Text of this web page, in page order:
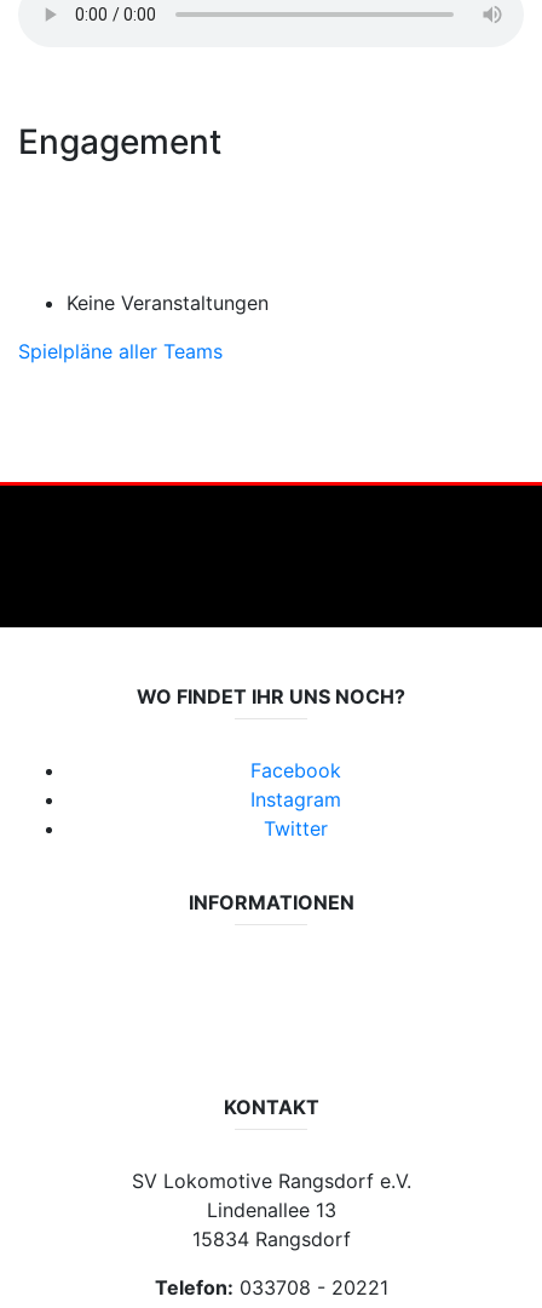
Engagement
Keine Veranstaltungen
Spielpläne aller Teams
WO FINDET IHR UNS NOCH?
Facebook
Instagram
Twitter
INFORMATIONEN
KONTAKT
SV Lokomotive Rangsdorf e.V.
Lindenallee 13
15834 Rangsdorf
Telefon: 033708 - 20221